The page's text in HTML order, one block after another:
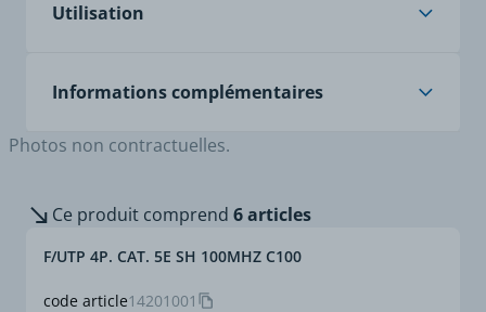
Utilisation
Cat.5E.
Liaisons de classe E,
de transmission Ethernet
Informations complémentaires
Utilisation pour câblage "Grade 1" selon guide UTE
Norme
11801 ed.2, EN 50173,
Photos non contractuelles.
Ce produit comprend 6 articles
code article14201001
F/UTP 4P. CAT. 5E SH 100MHZ C100